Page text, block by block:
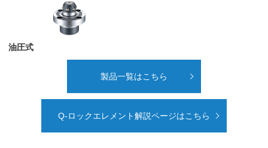
油圧式
製品一覧はこちら
Q-ロックエレメント解説ページはこちら